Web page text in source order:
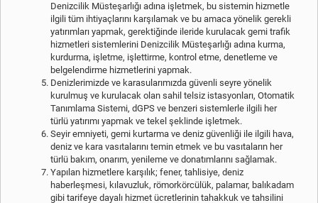
Denizcilik Müsteşarlığı adına işletmek, bu sistemin hizmetle
ilgili tüm ihtiyaçlarını karşılamak ve bu amaca yönelik gerekli
yatırımları yapmak, gerektiğinde ileride kurulacak gemi trafik
hizmetleri sistemlerini Denizcilik Müsteşarlığı adına kurma,
kurdurma, işletme, işlettirme, kontrol etme, denetleme ve
belgelendirme hizmetlerini yapmak.
Denizlerimizde ve karasularımızda güvenli seyre yönelik
kurulmuş ve kurulacak olan sahil telsiz istasyonları, Otomatik
Tanımlama Sistemi, dGPS ve benzeri sistemlerle ilgili her
türlü yatırımı yapmak ve tekel şeklinde işletmek.
Seyir emniyeti, gemi kurtarma ve deniz güvenliği ile ilgili hava,
deniz ve kara vasıtalarını temin etmek ve bu vasıtaların her
türlü bakım, onarım, yenileme ve donatımlarını sağlamak.
Yapılan hizmetlere karşılık; fener, tahlisiye, deniz
haberleşmesi, kılavuzluk, römorkörcülük, palamar, balıkadam
gibi tarifeye dayalı hizmet ücretlerinin tahakkuk ve tahsilini